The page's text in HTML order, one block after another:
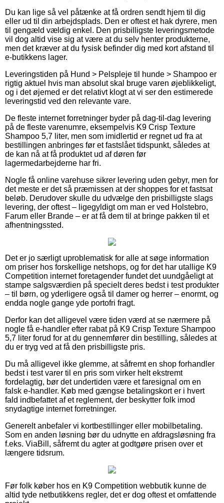
Du kan lige så vel påtænke at få ordren sendt hjem til dig
eller ud til din arbejdsplads. Den er oftest et hak dyrere, men
til gengæld vældig enkel. Den prisbilligste leveringsmetode
vil dog altid vise sig at være at du selv henter produkterne,
men det kræver at du fysisk befinder dig med kort afstand til
e-butikkens lager.
Leveringstiden på Hund > Pelspleje til hunde > Shampoo er
rigtig aktuel hvis man absolut skal bruge varen øjeblikkeligt,
og i det øjemed er det relativt klogt at vi ser den estimerede
leveringstid ved den relevante vare.
De fleste internet forretninger byder på dag-til-dag levering
på de fleste varenumre, eksempelvis K9 Crisp Texture
Shampoo 5,7 liter, men som imidlertid er regnet ud fra at
bestillingen anbringes før et fastslået tidspunkt, således at
de kan nå at få produktet ud af døren før
lagermedarbejderne har fri.
Nogle få online varehuse sikrer levering uden gebyr, men for
det meste er det så præmissen at der shoppes for et fastsat
beløb. Derudover skulle du udvælge den prisbilligste slags
levering, der oftest – ligegyldigt om man er ved Holstebro,
Farum eller Brande – er at få dem til at bringe pakken til et
afhentningssted.
Det er jo særligt uproblematisk for alle at søge information
om priser hos forskellige netshops, og for det har utallige K9
Competition internet foretagender fundet det uundgåeligt at
stampe salgsværdien på specielt deres bedst i test produkter
– til børn, og yderligere også til damer og herrer – enormt, og
endda nogle gange yde portofri fragt.
Derfor kan det alligevel være tiden værd at se nærmere på
nogle få e-handler efter rabat på K9 Crisp Texture Shampoo
5,7 liter forud for at du gennemfører din bestilling, således at
du er tryg ved at få den prisbilligste pris.
Du må alligevel ikke glemme, at såfremt en shop forhandler
bedst i test varer til en pris som virker helt ekstremt
fordelagtig, bør det undertiden være et faresignal om en
falsk e-handler. Køb med gængse betalingskort er i hvert
fald indbefattet af et reglement, der beskytter folk imod
snydagtige internet forretninger.
Generelt anbefaler vi kortbestillinger eller mobilbetaling.
Som en anden løsning bør du udnytte en afdragsløsning fra
f.eks. ViaBill, såfremt du agter at godtgøre prisen over et
længere tidsrum.
Før folk køber hos en K9 Competition webbutik kunne de
altid tyde netbutikkens regler, det er dog oftest et omfattende